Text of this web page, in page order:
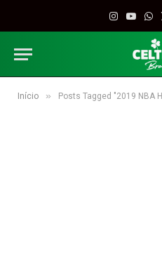
Instagram
Início » Posts Tagged "2019 NBA